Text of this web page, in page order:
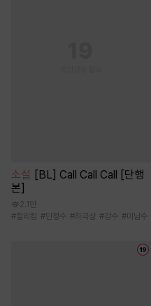
소설 [BL] Call Call Call [단행
본]
2.1만
# 할리킹 #단정수 #하극상 #강수 #미남수